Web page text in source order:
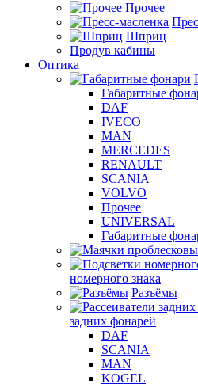
Прочее
Шприц
Продув кабины
Оптика
Габаритные
DAF
IVECO
MAN
MERCEDES
RENAULT
SCANIA
VOLVO
Прочее
UNIVERSAL
Габаритные
номерного знака
Разъёмы
задних фонарей
DAF
SCANIA
MAN
KOGEL